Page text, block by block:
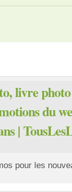
livre
du
|
pour les